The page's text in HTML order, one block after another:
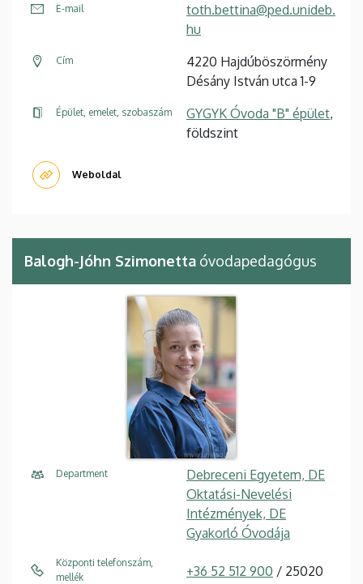
E-mail
toth.bettina@ped.unideb.
hu
Cím
4220 Hajdúböszörmény
Désány István utca 1-9
Épület, emelet, szobaszám GYGYK Óvoda "B" épület,
földszint
Weboldal
Balogh-Jóhn Szimonetta óvodapedagógus
Department
Debreceni Egyetem, DE
Oktatási-Nevelési
Intézmények, DE
Gyakorló Óvodája
Központi telefonszám,
mellék
+36 52 512 900 / 25020